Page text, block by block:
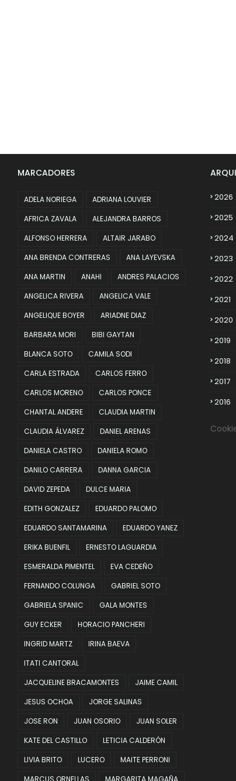
MARCADORES
ADELA NORIEGA
ADRIANA LOUVIER
AFRICA ZAVALA
ALEJANDRA BARROS
ALFONSO HERRERA
ALTAIR JARABO
ANA BRENDA CONTRERAS
ANA LAYEVSKA
ANA MARTIN
ANAHI
ANDRES PALACIOS
ANGELICA RIVERA
ANGELICA VALE
ANGELIQUE BOYER
ARIADNE DIAZ
BARBARA MORI
BIBI GAYTAN
BLANCA SOTO
CAMILA SODI
CARLA ESTRADA
CARLOS FERRO
CARLOS MORENO
CARLOS PONCE
CHANTAL ANDERE
CLAUDIA MARTIN
CLAUDIA ÁLVAREZ
DANIEL ARENAS
DANIELA CASTRO
DANIELA ROMO
DANILO CARRERA
DANNA GARCIA
DAVID ZEPEDA
DULCE MARIA
EDITH GONZALEZ
EDUARDO PALOMO
EDUARDO SANTAMARINA
EDUARDO YANEZ
ERIKA BUENFIL
ERNESTO LAGUARDIA
ESMERALDA PIMENTEL
EVA CEDEÑO
FERNANDO COLUNGA
GABRIEL SOTO
GABRIELA SPANIC
GALA MONTES
GUY ECKER
HORACIO PANCHERI
INGRID MARTZ
IRINA BAEVA
ITATI CANTORAL
JACQUELINE BRACAMONTES
JAIME CAMIL
JESUS OCHOA
JORGE SALINAS
JOSE RON
JUAN OSORIO
JUAN SOLER
KATE DEL CASTILLO
LETICIA CALDERÓN
LIVIA BRITO
LUCERO
MAITE PERRONI
MARCUS ORNELLAS
MARGARITA MAGAÑA
2026
2025
2024
2023
2022
2021
2020
2019
2018
2017
2016